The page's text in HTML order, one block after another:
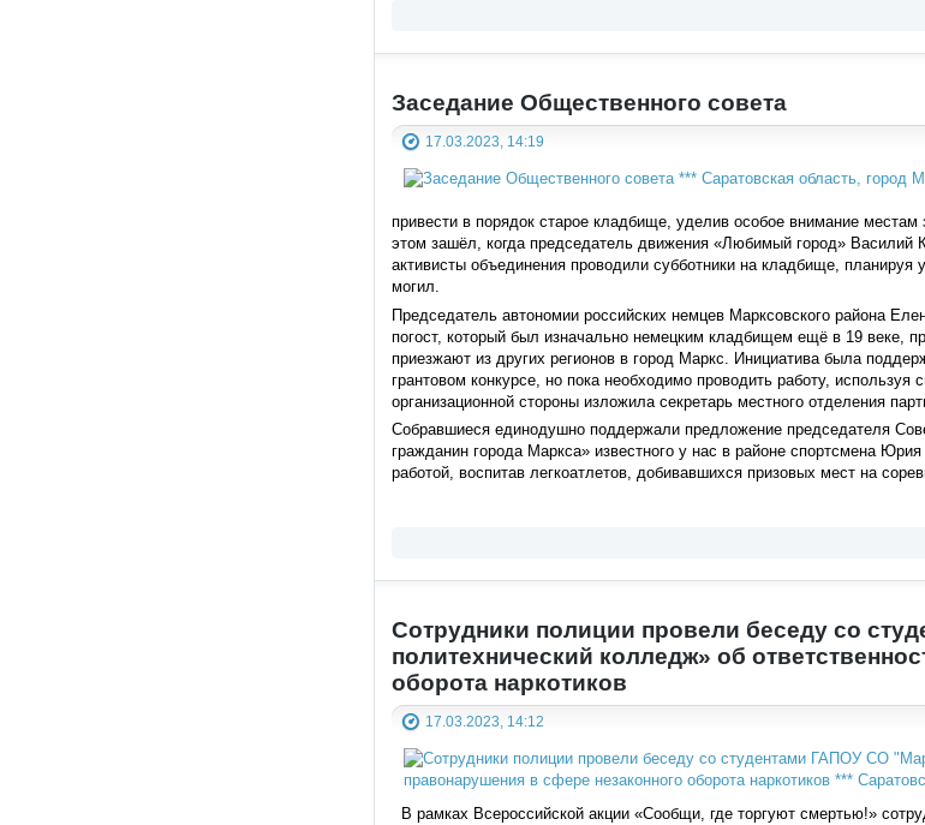
Заседание Общественного совета
17.03.2023, 14:19
привести в порядок старое кладбище, уделив особое внимание
этом зашёл, когда председатель движения «Любимый город» Василий
активисты объединения проводили субботники на кладбище, планируя
могил.
Председатель автономии российских немцев Марксовского района
погост, который был изначально немецким кладбищем ещё в 19 веке,
приезжают из других регионов в город Маркс. Инициатива была
грантовом конкурсе, но пока необходимо проводить работу,
организационной стороны изложила секретарь местного отделения
Собравшиеся единодушно поддержали предложение председателя
гражданин города Маркса» известного у нас в районе спортсмена
работой, воспитав легкоатлетов, добивавшихся призовых мест на
Сотрудники полиции провели беседу со
политехнический колледж» об
оборота наркотиков
17.03.2023, 14:12
В рамках Всероссийской акции «Сообщи, где торгуют смертью!»